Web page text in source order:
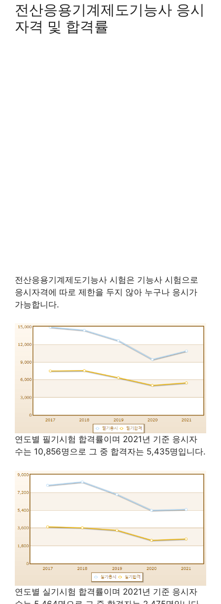
전산응용기계제도기능사 응시
자격 및 합격률
전산응용기계제도기능사 시험은 기능사 시험으로
응시자격에 따로 제한을 두지 않아 누구나 응시가
가능합니다.
연도별 필기시험 합격률이며 2021년 기준 응시자
수는 10,856명으로 그 중 합격자는 5,435명입니다.
연도별 실기시험 합격률이며 2021년 기준 응시자